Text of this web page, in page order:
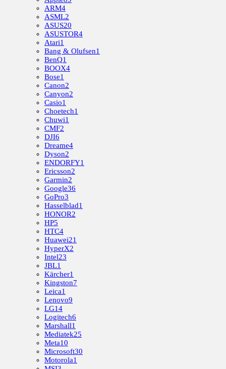
ARM4
ASML2
ASUS20
ASUSTOR4
Atari1
Bang & Olufsen1
BenQ1
BOOX4
Bose1
Canon2
Canyon2
Casio1
Choetech1
Chuwi1
CMF2
DJI6
Dreame4
Dyson2
ENDORFY1
Ericsson2
Garmin2
Google36
GoPro3
Hasselblad1
HONOR2
HP5
HTC4
Huawei21
HyperX2
Intel23
JBL1
Kärcher1
Kingston7
Leica1
Lenovo9
LG14
Logitech6
Marshall1
Mediatek25
Meta10
Microsoft30
Motorola1